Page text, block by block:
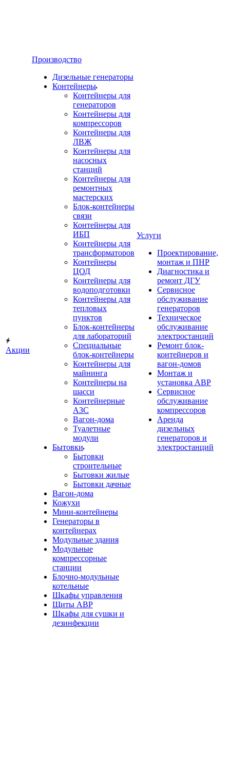
Акции
Производство
Дизельные генераторы
Контейнеры
Контейнеры для
генераторов
Контейнеры для
компрессоров
Контейнеры для
ЛВЖ
Контейнеры для
насосных
станций
Контейнеры для
ремонтных
мастерских
Блок-контейнеры
связи
Контейнеры для
ИБП
Контейнеры для
трансформаторов
Контейнеры
ЦОД
Контейнеры для
водоподготовки
Контейнеры для
тепловых
пунктов
Блок-контейнеры
для лабораторий
Специальные
блок-контейнеры
Контейнеры для
майнинга
Контейнеры на
шасси
Контейнерные
АЗС
Вагон-дома
Туалетные
модули
Бытовки
Бытовки
строительные
Бытовки жилые
Бытовки дачные
Вагон-дома
Кожухи
Мини-контейнеры
Генераторы в
контейнерах
Модульные здания
Модульные
компрессорные
станции
Блочно-модульные
котельные
Шкафы управления
Щиты АВР
Шкафы для сушки и
дезинфекции
Услуги
Проектирование,
монтаж и ПНР
Диагностика и
ремонт ДГУ
Сервисное
обслуживание
генераторов
Техническое
обслуживание
электростанций
Ремонт блок-
контейнеров и
вагон-домов
Монтаж и
установка АВР
Сервисное
обслуживание
компрессоров
Аренда
дизельных
генераторов и
электростанций